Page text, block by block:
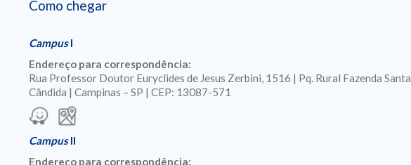
Como chegar
CampusI
Endereço para correspondência:
Rua Professor Doutor Euryclides de Jesus Zerbini, 1516 | Pq. Rural Fazenda Santa
Cândida | Campinas – SP | CEP: 13087-571
CampusII
Endereço para correspondência: